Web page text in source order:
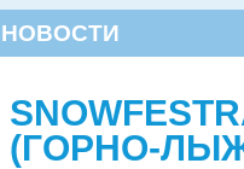
НОВОСТИ
(ГОРНО-